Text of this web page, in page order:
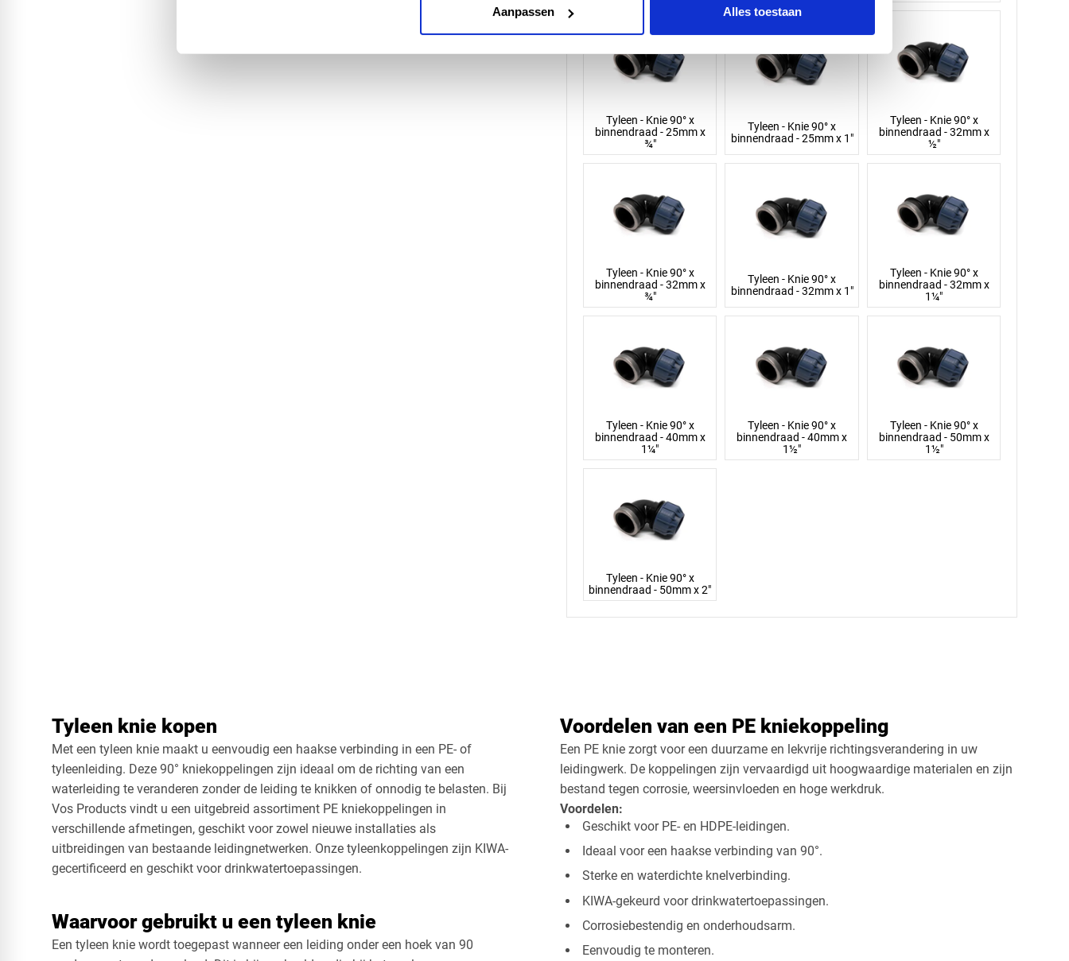
Aanpassen Alles toestaan
Tyleen - Knie 90° x
binnendraad - 25mm x
¾"
Tyleen - Knie 90° x
binnendraad - 25mm x 1"
Tyleen - Knie 90° x
binnendraad - 32mm x
½"
Tyleen - Knie 90° x
binnendraad - 32mm x
¾"
Tyleen - Knie 90° x
binnendraad - 32mm x 1"
Tyleen - Knie 90° x
binnendraad - 32mm x
1¼"
Tyleen - Knie 90° x
binnendraad - 40mm x
1¼"
Tyleen - Knie 90° x
binnendraad - 40mm x
1½"
Tyleen - Knie 90° x
binnendraad - 50mm x
1½"
Tyleen - Knie 90° x
binnendraad - 50mm x 2"
Tyleen knie kopen
Met een tyleen knie maakt u eenvoudig een haakse verbinding in een PE- of
tyleenleiding. Deze 90° kniekoppelingen zijn ideaal om de richting van een
waterleiding te veranderen zonder de leiding te knikken of onnodig te belasten. Bij
Vos Products vindt u een uitgebreid assortiment PE kniekoppelingen in
verschillende afmetingen, geschikt voor zowel nieuwe installaties als
uitbreidingen van bestaande leidingnetwerken. Onze tyleenkoppelingen zijn KIWA-
gecertificeerd en geschikt voor drinkwatertoepassingen.
Waarvoor gebruikt u een tyleen knie
Een tyleen knie wordt toegepast wanneer een leiding onder een hoek van 90
Voordelen van een PE kniekoppeling
Een PE knie zorgt voor een duurzame en lekvrije richtingsverandering in uw
leidingwerk. De koppelingen zijn vervaardigd uit hoogwaardige materialen en zijn
bestand tegen corrosie, weersinvloeden en hoge werkdruk.
Voordelen:
Geschikt voor PE- en HDPE-leidingen.
Ideaal voor een haakse verbinding van 90°.
Sterke en waterdichte knelverbinding.
KIWA-gekeurd voor drinkwatertoepassingen.
Corrosiebestendig en onderhoudsarm.
Eenvoudig te monteren.